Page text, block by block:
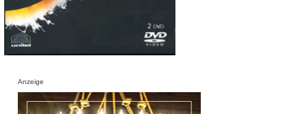
Anzeige